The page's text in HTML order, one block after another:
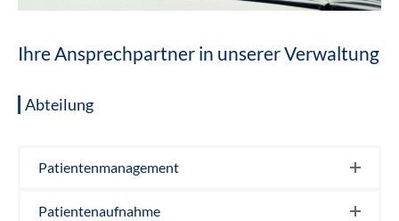
Ihre Ansprechpartner in unserer Verwaltung
Abteilung
Patientenmanagement
Patientenaufnahme